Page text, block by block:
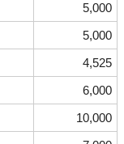
5,000
5,000
4,525
6,000
10,000